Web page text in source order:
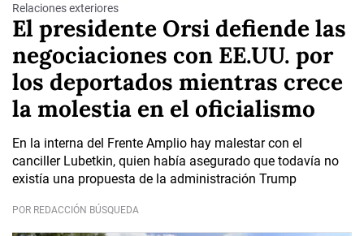
Relaciones exteriores
El presidente Orsi defiende las
negociaciones con EE.UU. por
los deportados mientras crece
la molestia en el oficialismo
En la interna del Frente Amplio hay malestar con el
canciller Lubetkin, quien había asegurado que todavía no
existía una propuesta de la administración Trump
POR REDACCIÓN BÚSQUEDA